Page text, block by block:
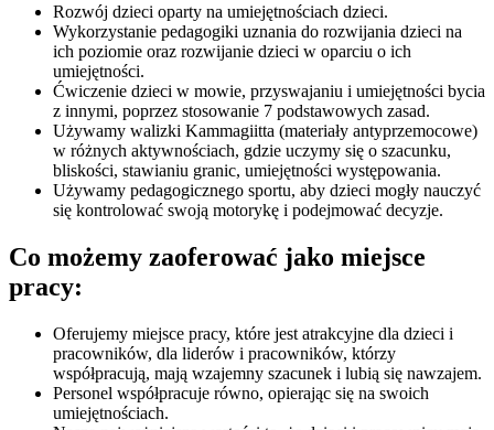
Rozwój dzieci oparty na umiejętnościach dzieci.
Wykorzystanie pedagogiki uznania do rozwijania dzieci na
ich poziomie oraz rozwijanie dzieci w oparciu o ich
umiejętności.
Ćwiczenie dzieci w mowie, przyswajaniu i umiejętności bycia
z innymi, poprzez stosowanie 7 podstawowych zasad.
Używamy walizki Kammagiitta (materiały antyprzemocowe)
w różnych aktywnościach, gdzie uczymy się o szacunku,
bliskości, stawianiu granic, umiejętności występowania.
Używamy pedagogicznego sportu, aby dzieci mogły nauczyć
się kontrolować swoją motorykę i podejmować decyzje.
Co możemy zaoferować jako miejsce
pracy:
Oferujemy miejsce pracy, które jest atrakcyjne dla dzieci i
pracowników, dla liderów i pracowników, którzy
współpracują, mają wzajemny szacunek i lubią się nawzajem.
Personel współpracuje równo, opierając się na swoich
umiejętnościach.